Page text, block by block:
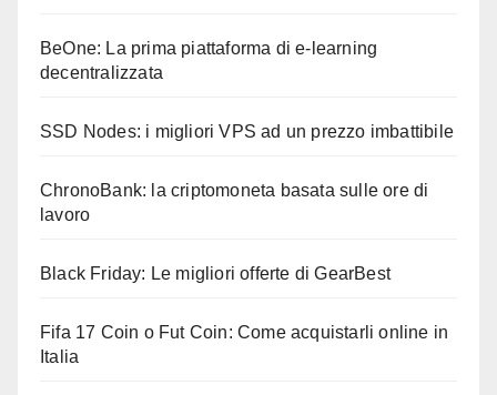
BeOne: La prima piattaforma di e-learning
decentralizzata
SSD Nodes: i migliori VPS ad un prezzo imbattibile
ChronoBank: la criptomoneta basata sulle ore di
lavoro
Black Friday: Le migliori offerte di GearBest
Fifa 17 Coin o Fut Coin: Come acquistarli online in
Italia